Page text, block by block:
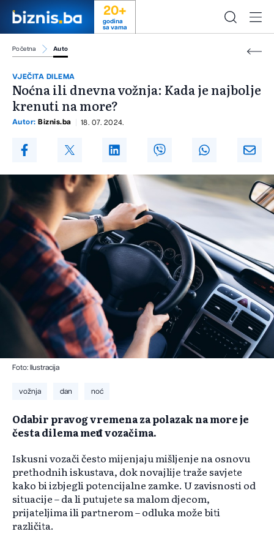
20+
godina
sa vama
Početna Auto
VJEČITA DILEMA
Noćna ili dnevna vožnja: Kada je najbolje
krenuti na more?
Autor: Biznis.ba 18. 07. 2024.
Foto: Ilustracija
vožnja dan noć
Odabir pravog vremena za polazak na more je
česta dilema među vozačima.
Iskusni vozači često mijenjaju mišljenje na osnovu
prethodnih iskustava, dok novajlije traže savjete
kako bi izbjegli potencijalne zamke. U zavisnosti od
situacije – da li putujete sa malom djecom,
prijateljima ili partnerom – odluka može biti
različita.